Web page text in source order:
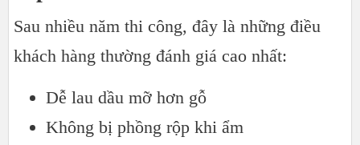
Sau nhiều năm thi công, đây là những điều
khách hàng thường đánh giá cao nhất:
Dễ lau dầu mỡ hơn gỗ
Không bị phồng rộp khi ẩm